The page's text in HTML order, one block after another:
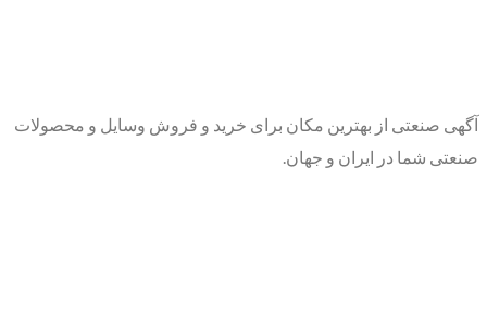
آگهی صنعتی از بهترین مکان برای خرید و فروش وسایل و محصولات
صنعتی شما در ایران و جهان.